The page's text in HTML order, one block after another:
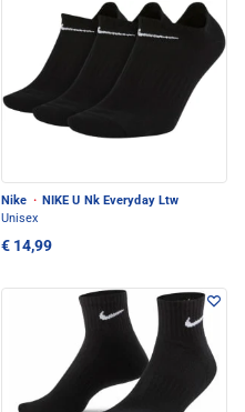
Nike · NIKE U Nk Everyday Ltw
Unisex
€ 14,99